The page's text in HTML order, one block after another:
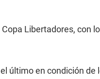
Libertadores, con
último en condición de